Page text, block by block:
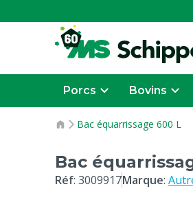
Porcs Bovins
Bac équarrissage 600 L
Bac
Réf: 3009917Marque: